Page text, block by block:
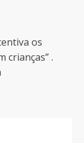
os
crianças” .